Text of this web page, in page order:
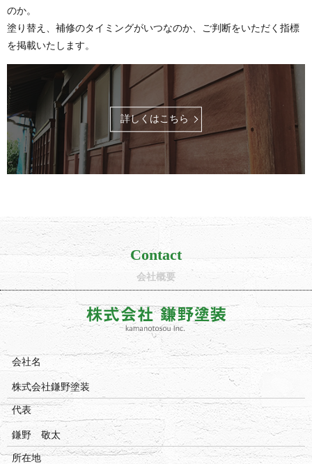
のか。
塗り替え、補修のタイミングがいつなのか、ご判断をいただく指標
を掲載いたします。
詳しくはこちら
Contact
会社概要
会社名
株式会社鎌野塗装
代表
鎌野 敬太
所在地